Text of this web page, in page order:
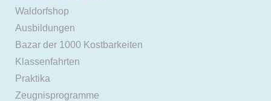
Waldorfshop
Ausbildungen
Bazar der 1000 Kostbarkeiten
Klassenfahrten
Praktika
Zeugnisprogramme